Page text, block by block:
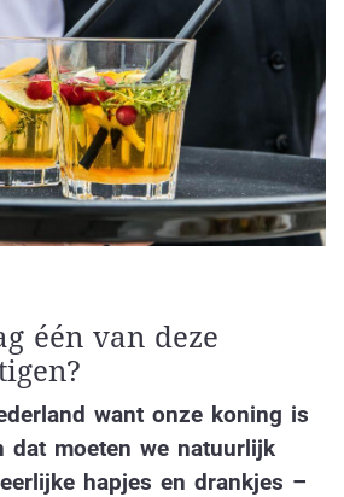
één van deze
want onze koning is
dat moeten we natuurlijk
hapjes en drankjes –